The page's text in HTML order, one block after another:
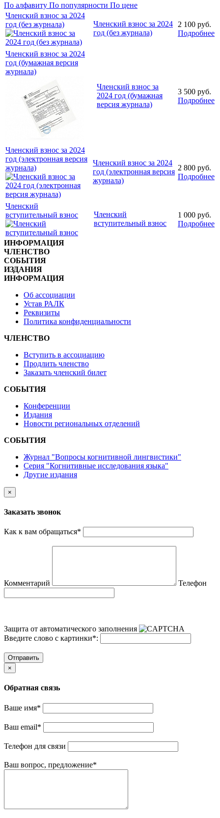
По алфавиту По популярности По цене
Членский взнос за 2024
год (без журнала)
Членский взнос за 2024
год (без журнала)
2 100 руб.
Подробнее
Членский взнос за 2024
год (бумажная версия
журнала)
Членский взнос за
2024 год (бумажная
версия журнала)
3 500 руб.
Подробнее
Членский взнос за 2024
год (электронная версия
журнала)
Членский взнос за 2024
год (электронная версия
журнала)
2 800 руб.
Подробнее
Членский
вступительный взнос
Членский
вступительный взнос
1 000 руб.
Подробнее
ИНФОРМАЦИЯ
ЧЛЕНСТВО
СОБЫТИЯ
ИЗДАНИЯ
ИНФОРМАЦИЯ
Об ассоциации
Устав РАЛК
Реквизиты
Политика конфиденциальности
ЧЛЕНСТВО
Вступить в ассоциацию
Продлить членство
Заказать членский билет
СОБЫТИЯ
Конференции
Издания
Новости региональных отделений
СОБЫТИЯ
Журнал "Вопросы когнитивной лингвистики"
Серия "Когнитивные исследования языка"
Другие издания
×
Заказать звонок
Как к вам обращаться*
Комментарий Телефон
Защита от автоматического заполнения
Введите слово с картинки*:
Отправить
×
Обратная связь
Ваше имя*
Ваш email*
Телефон для связи
Ваш вопрос, предложение*